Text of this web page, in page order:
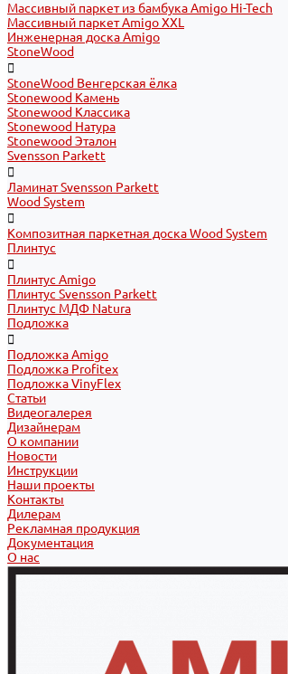
Массивный паркет из бамбука Amigo Hi-Tech
Массивный паркет Amigo XXL
Инженерная доска Amigo
StoneWood
StoneWood Венгерская ёлка
Stonewood Камень
Stonewood Классика
Stonewood Натура
Stonewood Эталон
Svensson Parkett
Ламинат Svensson Parkett
Wood System
Композитная паркетная доска Wood System
Плинтус
Плинтус Amigo
Плинтус Svensson Parkett
Плинтус МДФ Natura
Подложка
Подложка Amigo
Подложка Profitex
Подложка VinyFlex
Статьи
Видеогалерея
Дизайнерам
О компании
Новости
Инструкции
Наши проекты
Контакты
Дилерам
Рекламная продукция
Документация
О нас